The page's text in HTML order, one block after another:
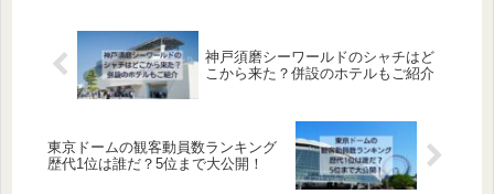
神戸須磨シーワールドのシャチはど
こから来た？併設のホテルもご紹介
東京ドームの観客動員数ランキング
歴代1位は誰だ？5位まで大公開！